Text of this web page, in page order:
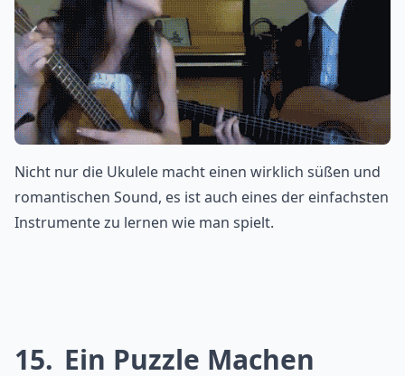
Nicht nur die Ukulele macht einen wirklich süßen und
romantischen Sound, es ist auch eines der einfachsten
Instrumente zu lernen wie man spielt.
15 Ein Puzzle Machen